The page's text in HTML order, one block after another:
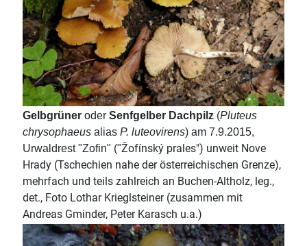
Gelbgrüner oder Senfgelber Dachpilz (Pluteus
chrysophaeus alias P. luteovirens) am 7.9.2015,
Urwaldrest "Zofin" ("Žofínský prales") unweit Nove
Hrady (Tschechien nahe der österreichischen Grenze),
mehrfach und teils zahlreich an Buchen-Altholz, leg.,
det., Foto Lothar Krieglsteiner (zusammen mit
Andreas Gminder, Peter Karasch u.a.)